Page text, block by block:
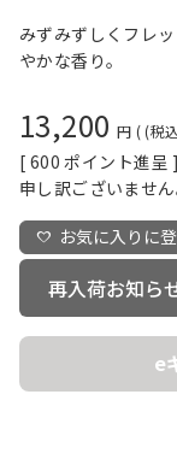
みずみずしくフレ
やかな香り。
13,200 税込
[ 600 ポイント進呈 ]
申し訳ございませ
お気に入りに
再入荷お知ら
e